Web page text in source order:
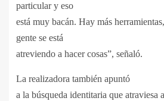
particular y eso
está muy bacán. Hay más
gente se está
atreviendo a hacer cosas”, señaló.
La realizadora también apuntó
a la búsqueda identitaria que atraviesa